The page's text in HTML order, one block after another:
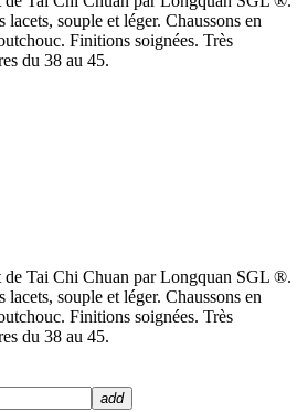
lacets, souple et léger. Chaussons en
Finitions soignées. Très
du 38 au 45.
de Tai Chi Chuan par Longquan SGL ®.
lacets, souple et léger. Chaussons en
Finitions soignées. Très
du 38 au 45.
add